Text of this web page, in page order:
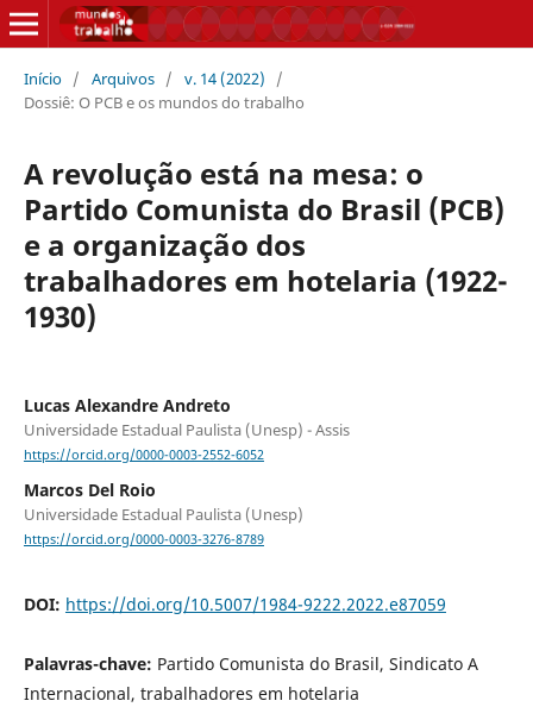
Início / Arquivos / v. 14 (2022)
/
Dossiê: O PCB e os mundos do trabalho
A revolução está na mesa: o
Partido Comunista do Brasil (PCB)
e a organização dos
trabalhadores em hotelaria (1922-
1930)
Lucas Alexandre Andreto
Universidade Estadual Paulista (Unesp) - Assis
https://orcid.org/0000-0003-2552-6052
Marcos Del Roio
Universidade Estadual Paulista (Unesp)
https://orcid.org/0000-0003-3276-8789
DOI: https://doi.org/10.5007/1984-9222.2022.e87059
Palavras-chave: Partido Comunista do Brasil, Sindicato A
Internacional, trabalhadores em hotelaria